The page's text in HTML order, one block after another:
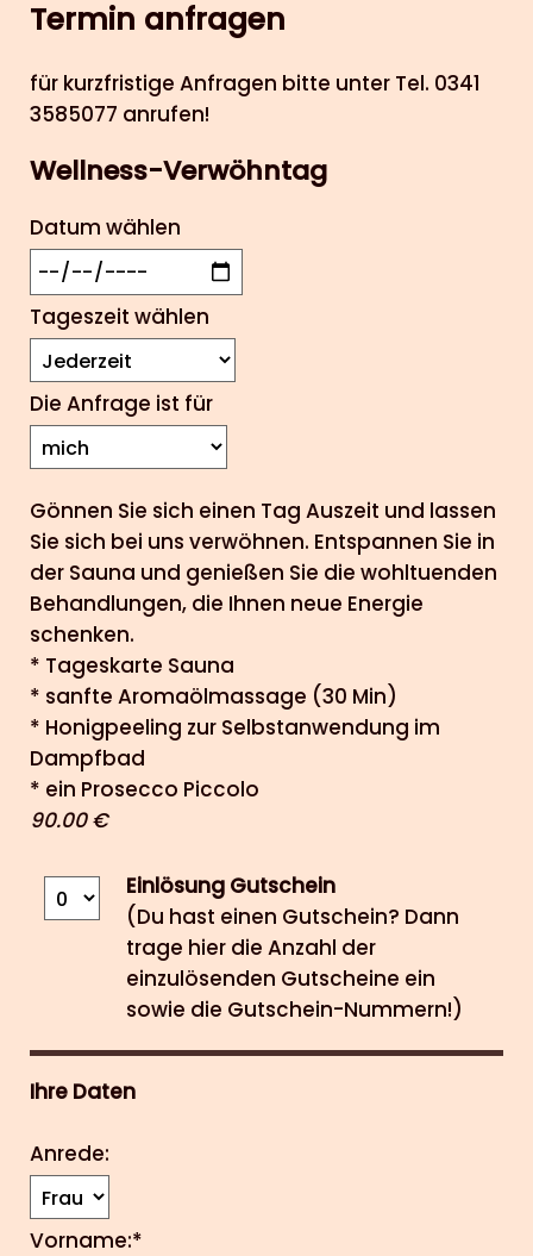
Termin anfragen
für kurzfristige Anfragen bitte unter Tel. 0341
3585077 anrufen!
Wellness-Verwöhntag
Datum wählen
Tageszeit wählen
Die Anfrage ist für
Gönnen Sie sich einen Tag Auszeit und lassen
Sie sich bei uns verwöhnen. Entspannen Sie in
der Sauna und genießen Sie die wohltuenden
Behandlungen, die Ihnen neue Energie
schenken.
* Tageskarte Sauna
* sanfte Aromaölmassage (30 Min)
* Honigpeeling zur Selbstanwendung im
Dampfbad
* ein Prosecco Piccolo
90.00 €
Einlösung Gutschein
(Du hast einen Gutschein? Dann
trage hier die Anzahl der
einzulösenden Gutscheine ein
sowie die Gutschein-Nummern!)
Ihre Daten
Anrede:
Vorname:*